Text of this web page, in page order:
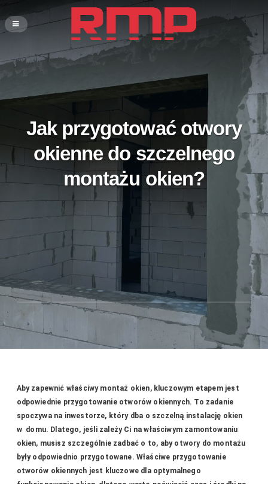
Jak przygotować otwory
okienne do szczelnego
montażu okien?
Aby zapewnić właściwy montaż okien, kluczowym etapem jest
odpowiednie przygotowanie otworów okiennych. To zadanie
spoczywa na inwestorze, który dba o szczelną instalację okien
w domu. Dlatego, jeśli zależy Ci na właściwym zamontowaniu
okien, musisz szczególnie zadbać o to, aby otwory do montażu
były odpowiednio przygotowane. Właściwe przygotowanie
otworów okiennych jest kluczowe dla optymalnego